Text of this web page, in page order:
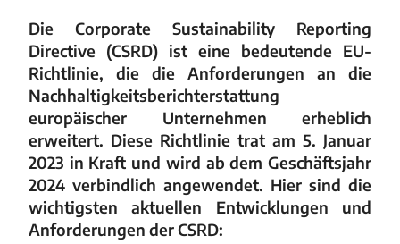
Die Corporate Sustainability Reporting
Directive (CSRD) ist eine bedeutende EU-
Richtlinie, die die Anforderungen an die
Nachhaltigkeitsberichterstattung
europäischer Unternehmen erheblich
erweitert. Diese Richtlinie trat am 5. Januar
2023 in Kraft und wird ab dem Geschäftsjahr
2024 verbindlich angewendet. Hier sind die
wichtigsten aktuellen Entwicklungen und
Anforderungen der CSRD: